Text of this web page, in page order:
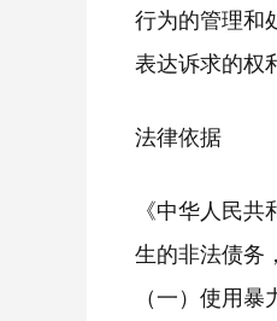
行为的管理和
表达诉求的权
法律依据
《中华人民共
生的非法债务
（一）使用暴